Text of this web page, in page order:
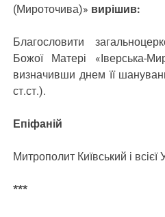
(Мироточива)» вирішив:
Благословити
Божої Матері «Іверська-
визначивши днем її
ст.ст.).
Епіфаній
Митрополит Київський і всієї
***